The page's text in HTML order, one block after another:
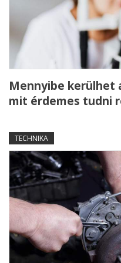
Mennyibe kerülhet
mit érdemes tudni
TECHNIKA